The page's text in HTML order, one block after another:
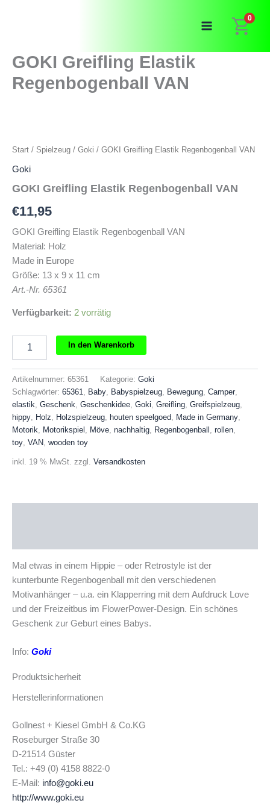
0
GOKI Greifling Elastik
Regenbogenball VAN
Start / Spielzeug / Goki / GOKI Greifling Elastik Regenbogenball VAN
Goki
GOKI Greifling Elastik Regenbogenball VAN
€11,95
GOKI Greifling Elastik Regenbogenball VAN
Material: Holz
Made in Europe
Größe: 13 x 9 x 11 cm
Art.-Nr. 65361
Verfügbarkeit: 2 vorrätig
Greifling
Regenbogenball
VAN
Menge
In den Warenkorb
Artikelnummer: 65361 Kategorie: Goki
Schlagwörter: 65361, Baby, Babyspielzeug, Bewegung, Camper,
elastik, Geschenk, Geschenkidee, Goki, Greifling, Greifspielzeug,
hippy, Holz, Holzspielzeug, houten speelgoed, Made in Germany,
Motorik, Motorikspiel , Möve, nachhaltig, Regenbogenball , rollen,
toy, VAN, wooden toy
inkl. 19 % MwSt. zzgl. Versandkosten
Mal etwas in einem Hippie – oder Retrostyle ist der
kunterbunte Regenbogenball mit den verschiedenen
Motivanhänger – u.a. ein Klapperring mit dem Aufdruck Love
und der Freizeitbus im FlowerPower-Design. Ein schönes
Geschenk zur Geburt eines Babys.
Info: Goki
Produktsicherheit
Herstellerinformationen
Gollnest + Kiesel GmbH & Co.KG
Roseburger Straße 30
D-21514 Güster
Tel.: +49 (0) 4158 8822-0
E-Mail: info@goki.eu
http://www.goki.eu